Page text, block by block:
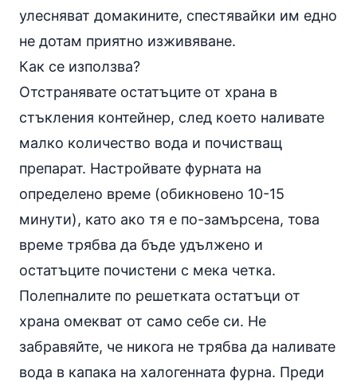
улесняват домакините, спестявайки им едно
не дотам приятно изживяване.
Как се използва?
Отстранявате остатъците от храна в
стъкления контейнер, след което наливате
малко количество вода и почистващ
препарат. Настройвате фурната на
определено време (обикновено 10-15
минути), като ако тя е по-замърсена, това
време трябва да бъде удължено и
остатъците почистени с мека четка.
Полепналите по решетката остатъци от
храна омекват от само себе си. Не
забравяйте, че никога не трябва да наливате
вода в капака на халогенната фурна. Преди